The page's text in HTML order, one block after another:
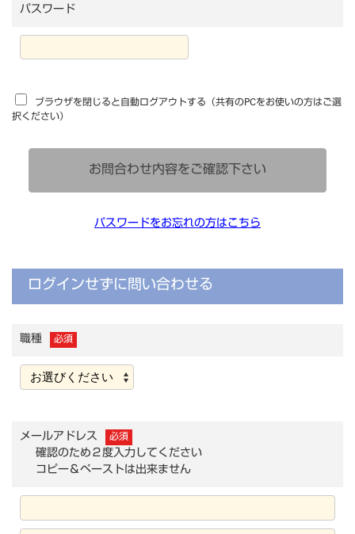
パスワード
ブラウザを閉じると自動ログアウトする（共有のPCをお使いの方はご選
択ください）
お問合わせ内容をご確認下さい
パスワードをお忘れの方はこちら
ログインせずに問い合わせる
職種 必須
メールアドレス 必須
確認のため２度入力してください
コピー＆ペーストは出来ません